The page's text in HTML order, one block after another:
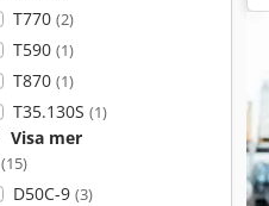
T770 (2)
T590 (1)
T870 (1)
T35.130S (1)
Visa mer
(15)
D50C-9 (3)